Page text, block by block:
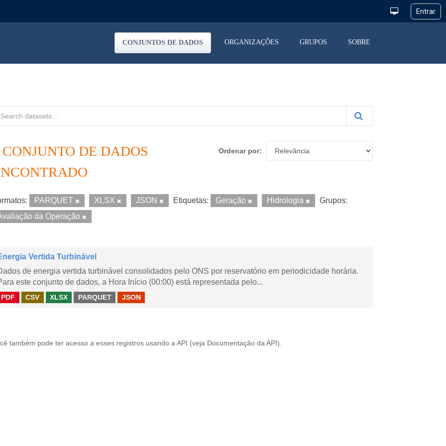
CONJUNTOS DE DADOS ORGANIZAÇÕES GRUPOS SOBRE
Ordenar por
CONJUNTO DE DADOS
PARQUET XLSX JSON Etiquetas: Geração Hidrologia
Grupos:
da Operação
Vertida Turbinável
de energia vertida turbinável consolidados pelo ONS por reservatório em periodicidade horária.
este conjunto de dados, a Hora Início (00:00) está representada pelo...
PDF CSV XLSX PARQUET JSON
também pode ter acesso a esses registros usando a API (veja Documentação da API ).